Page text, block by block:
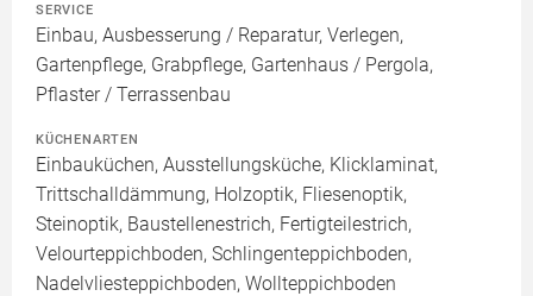
SERVICE
Einbau, Ausbesserung / Reparatur, Verlegen,
Gartenpflege, Grabpflege, Gartenhaus / Pergola,
Pflaster / Terrassenbau
KÜCHENARTEN
Einbauküchen, Ausstellungsküche, Klicklaminat,
Trittschalldämmung, Holzoptik, Fliesenoptik,
Steinoptik, Baustellenestrich, Fertigteilestrich,
Velourteppichboden, Schlingenteppichboden,
Nadelvliesteppichboden, Wollteppichboden